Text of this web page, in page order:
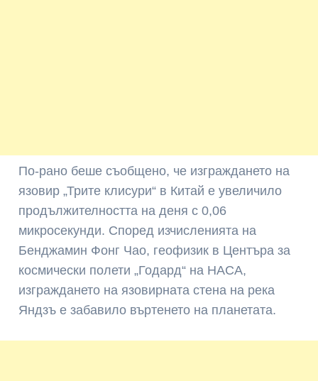
По-рано беше съобщено, че изграждането на
язовир „Трите клисури“ в Китай е увеличило
продължителността на деня с 0,06
микросекунди. Според изчисленията на
Бенджамин Фонг Чао, геофизик в Центъра за
космически полети „Годард“ на НАСА,
изграждането на язовирната стена на река
Яндзъ е забавило въртенето на планетата.